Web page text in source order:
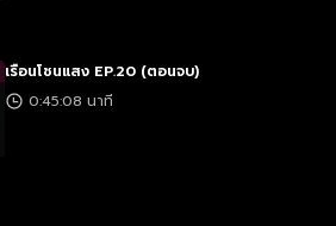
เรือนโชนแสง EP.20 (ตอนจบ)
0:45:08 นาที